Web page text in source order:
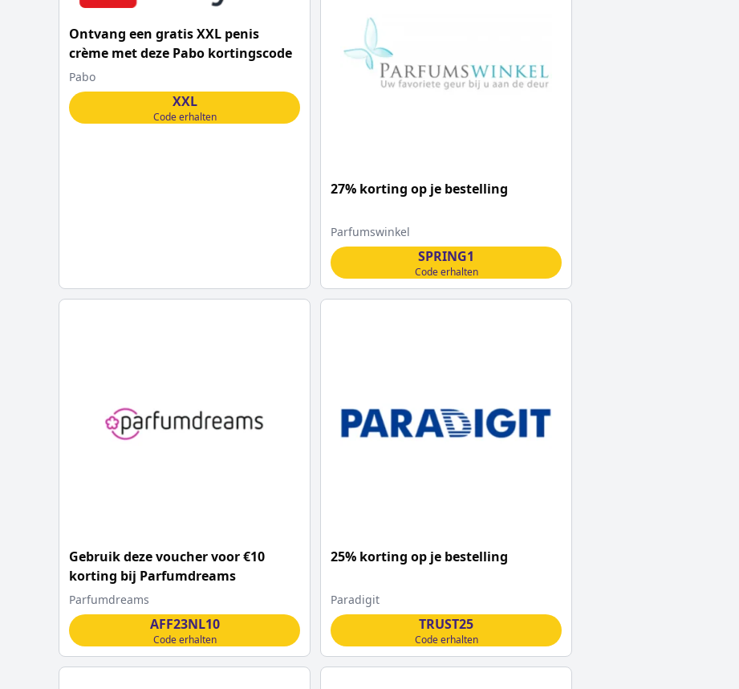
Ontvang een gratis XXL penis
crème met deze Pabo kortingscode
Pabo
XXL
Code erhalten
27% korting op je bestelling
Parfumswinkel
SPRING1
Code erhalten
Gebruik deze voucher voor €10
korting bij Parfumdreams
Parfumdreams
AFF23NL10
Code erhalten
25% korting op je bestelling
Paradigit
TRUST25
Code erhalten